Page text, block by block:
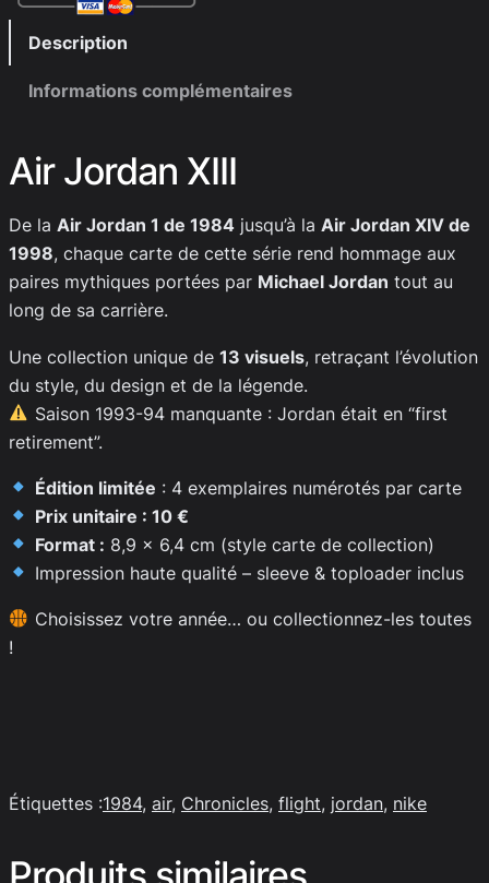
Description
Informations complémentaires
Air Jordan XIII
De la Air Jordan 1 de 1984 jusqu’à la Air Jordan XIV de
1998, chaque carte de cette série rend hommage aux
paires mythiques portées par Michael Jordan tout au
long de sa carrière.
Une collection unique de 13 visuels, retraçant l’évolution
du style, du design et de la légende.
Saison 1993-94 manquante : Jordan était en “first
retirement”.
Édition limitée : 4 exemplaires numérotés par carte
Prix unitaire : 10 €
Format : 8,9 x 6,4 cm (style carte de collection)
Impression haute qualité – sleeve & toploader inclus
Choisissez votre année… ou collectionnez-les toutes
!
Étiquettes :1984, air, Chronicles, flight, jordan, nike